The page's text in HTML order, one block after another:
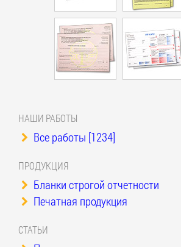
НАШИ РАБОТЫ
Все работы [1234]
ПРОДУКЦИЯ
Бланки строгой отчетности
Печатная продукция
СТАТЬИ